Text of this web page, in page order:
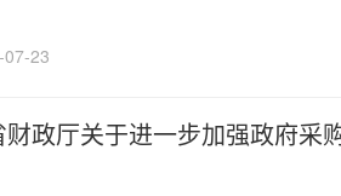
23
财政厅关于进一步加强政府采